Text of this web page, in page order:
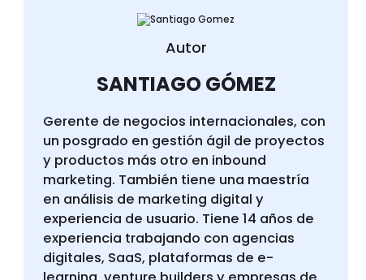
Autor
SANTIAGO GÓMEZ
Gerente de negocios internacionales, con
un posgrado en gestión ágil de proyectos
y productos más otro en inbound
marketing. También tiene una maestría
en análisis de marketing digital y
experiencia de usuario. Tiene 14 años de
experiencia trabajando con agencias
digitales, SaaS, plataformas de e-